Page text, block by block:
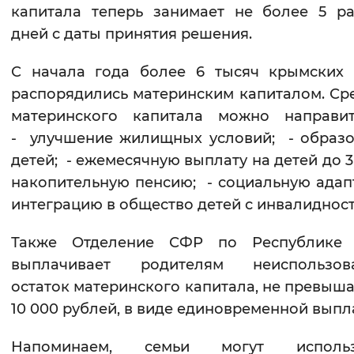
капитала теперь занимает не более 5
дней с даты принятия решения.
С начала года более 6 тысяч крымских
распорядились материнским капиталом.
материнского капитала можно
- улучшение жилищных условий; -
детей; - ежемесячную выплату на детей до
накопительную пенсию; - социальную
интеграцию в общество детей с
Также Отделение СФР по
выплачивает родителям
остаток материнского капитала, не
10 000 рублей, в виде единовременной
Напоминаем, семьи могут